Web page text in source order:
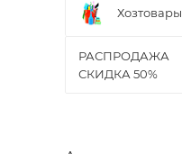
Хозтовары
РАСПРОДАЖА
СКИДКА 50%